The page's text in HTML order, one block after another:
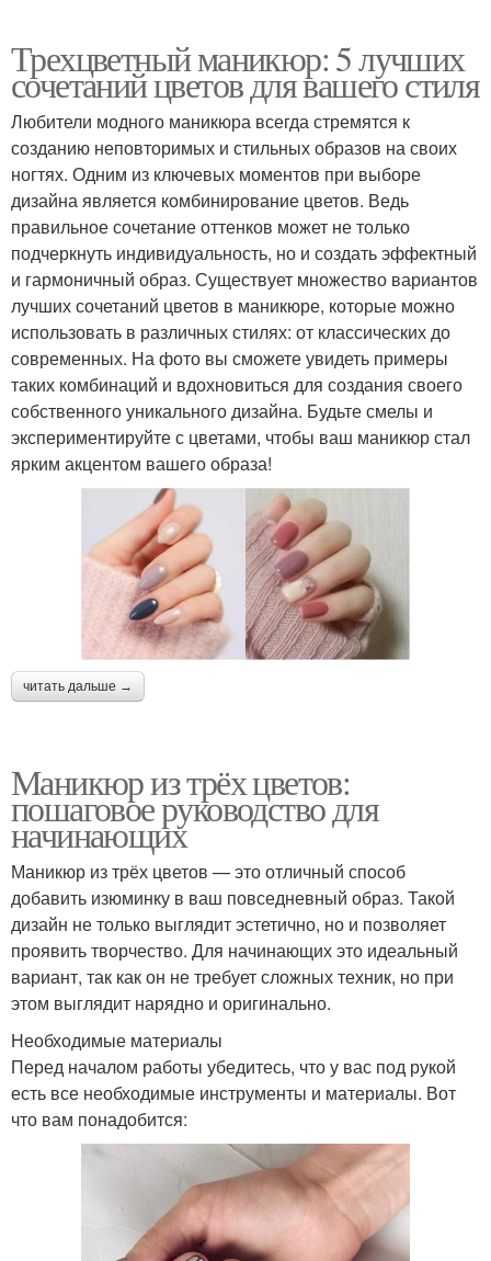
Трехцветный маникюр: 5 лучших
сочетаний цветов для вашего стиля
Любители модного маникюра всегда стремятся к
созданию неповторимых и стильных образов на своих
ногтях. Одним из ключевых моментов при выборе
дизайна является комбинирование цветов. Ведь
правильное сочетание оттенков может не только
подчеркнуть индивидуальность, но и создать эффектный
и гармоничный образ. Существует множество вариантов
лучших сочетаний цветов в маникюре, которые можно
использовать в различных стилях: от классических до
современных. На фото вы сможете увидеть примеры
таких комбинаций и вдохновиться для создания своего
собственного уникального дизайна. Будьте смелы и
экспериментируйте с цветами, чтобы ваш маникюр стал
ярким акцентом вашего образа!
читать дальше →
Маникюр из трёх цветов:
пошаговое руководство для
начинающих
Маникюр из трёх цветов — это отличный способ
добавить изюминку в ваш повседневный образ. Такой
дизайн не только выглядит эстетично, но и позволяет
проявить творчество. Для начинающих это идеальный
вариант, так как он не требует сложных техник, но при
этом выглядит нарядно и оригинально.
Необходимые материалы
Перед началом работы убедитесь, что у вас под рукой
есть все необходимые инструменты и материалы. Вот
что вам понадобится: